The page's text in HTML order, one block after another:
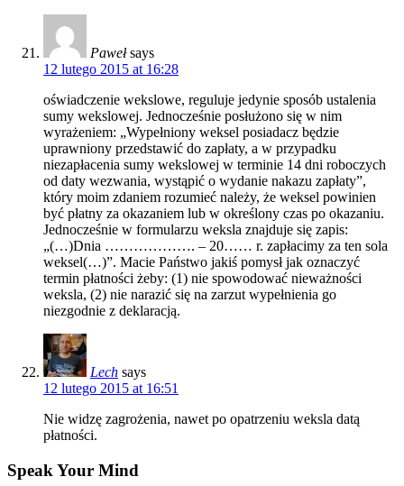
Paweł says
12 lutego 2015 at 16:28
oświadczenie wekslowe, reguluje jedynie sposób ustalenia
sumy wekslowej. Jednocześnie posłużono się w nim
wyrażeniem: „Wypełniony weksel posiadacz będzie
uprawniony przedstawić do zapłaty, a w przypadku
niezapłacenia sumy wekslowej w terminie 14 dni roboczych
od daty wezwania, wystąpić o wydanie nakazu zapłaty”,
który moim zdaniem rozumieć należy, że weksel powinien
być płatny za okazaniem lub w określony czas po okazaniu.
Jednocześnie w formularzu weksla znajduje się zapis:
„(…)Dnia ………………. – 20…… r. zapłacimy za ten sola
weksel(…)”. Macie Państwo jakiś pomysł jak oznaczyć
termin płatności żeby: (1) nie spowodować nieważności
weksla, (2) nie narazić się na zarzut wypełnienia go
niezgodnie z deklaracją.
Lech says
12 lutego 2015 at 16:51
Nie widzę zagrożenia, nawet po opatrzeniu weksla datą
płatności.
Speak Your Mind